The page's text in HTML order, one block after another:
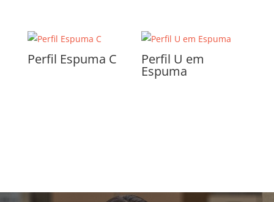
Perfil Espuma C Perfil U em
Espuma